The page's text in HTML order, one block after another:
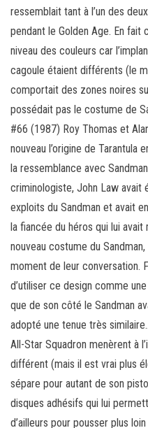
ressemblait tant à l’un des
pendant le Golden Age. En fait
niveau des couleurs car
cagoule étaient différents (le
comportait des zones noires
possédait pas le costume de
#66 (1987) Roy Thomas et
nouveau l’origine de Tarantula
la ressemblance avec
criminologiste, John Law
exploits du Sandman et avait
la fiancée du héros qui lui
nouveau costume du
moment de leur conversation.
d’utiliser ce design comme
que de son côté le Sandman
adopté une tenue très
All-Star Squadron menèrent à
différent (mais il est vrai plus
sépare pour autant de son
disques adhésifs qui lui
d’ailleurs pour pousser plus